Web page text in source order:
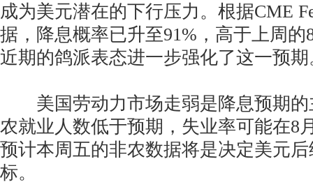
成为美元潜在的下行压力。根据CME
据，降息概率已升至91%，高于上周的
近期的鸽派表态进一步强化了这一预期
美国劳动力市场走弱是降息预期的
农就业人数低于预期，失业率可能在8
预计本周五的非农数据将是决定美元
标。